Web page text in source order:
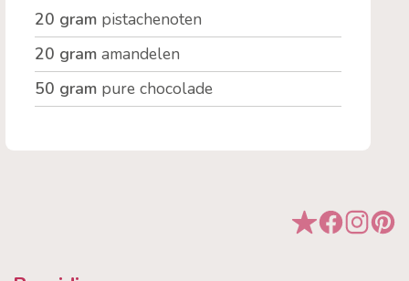
20 gram pistachenoten
20 gram amandelen
50 gram pure chocolade